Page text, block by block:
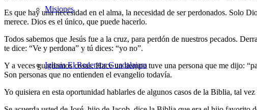
Misiones
Iglesia El Redentor Guadalajara
Es que hay una necesidad en el alma, la necesidad de ser perdonados. Solo
merece. Dios es el único, que puede hacerlo.
Todos sabemos que Jesús fue a la cruz, para perdón de nuestros pecados.
te dice: “Ve y perdona” y tú dices: “yo no”.
Y a veces guardamos cosas. Hace un tiempo tuve una persona que me dijo:
Son personas que no entienden el evangelio todavía.
Yo quisiera en esta oportunidad hablarles de algunos casos de la Biblia, tal